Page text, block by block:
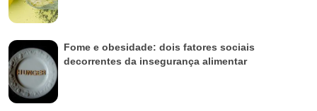
Fome e obesidade: dois fatores sociais
decorrentes da insegurança alimentar